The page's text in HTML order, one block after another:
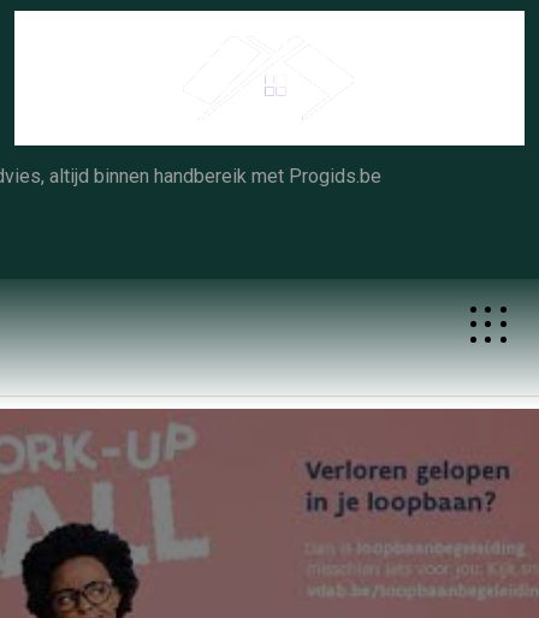
Skip
altijd binnen handbereik met Progids.be